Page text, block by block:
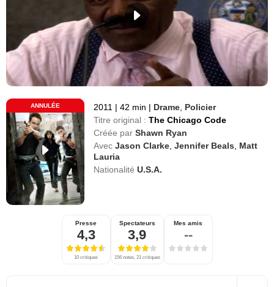
ANNULÉE 2011 | 42 min | Drame Policier
Titre original : The Chicago Code
Créée par Shawn Ryan
Avec Jason Clarke ,Jennifer Beals
Matt
Lauria
Nationalité U.S.A.
Presse
4,3
10 critiques
Spectateurs
3,9
156 notes, 21 critiques
Mes amis
--